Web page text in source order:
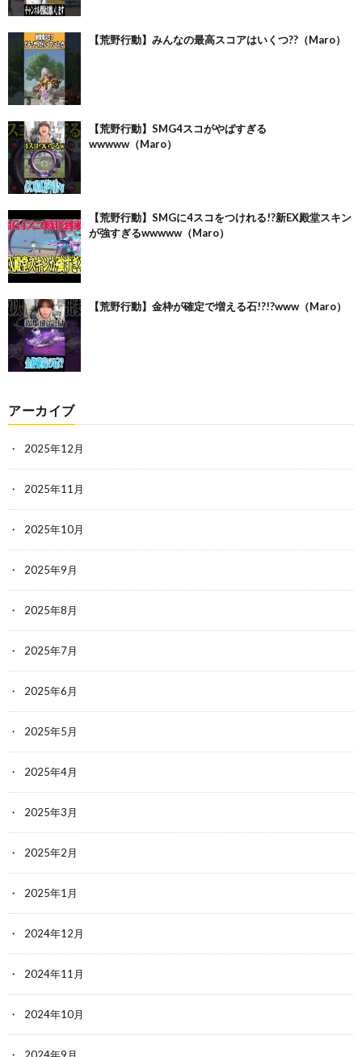
【荒野行動】みんなの最高スコアはいくつ??（Maro）
【荒野行動】SMG4スコがやばすぎる
wwwww（Maro）
【荒野行動】SMGに4スコをつけれる!?新EX殿堂スキン
が強すぎるwwwww（Maro）
【荒野行動】金枠が確定で増える石!?!?www（Maro）
アーカイブ
2025年12月
2025年11月
2025年10月
2025年9月
2025年8月
2025年7月
2025年6月
2025年5月
2025年4月
2025年3月
2025年2月
2025年1月
2024年12月
2024年11月
2024年10月